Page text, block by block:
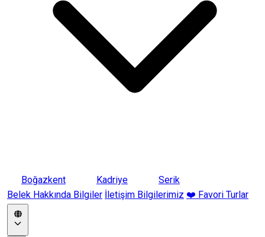
Boğazkent Kadriye
Serik
Belek Hakkında Bilgiler İletişim Bilgilerimiz ❤️ Favori Turlar